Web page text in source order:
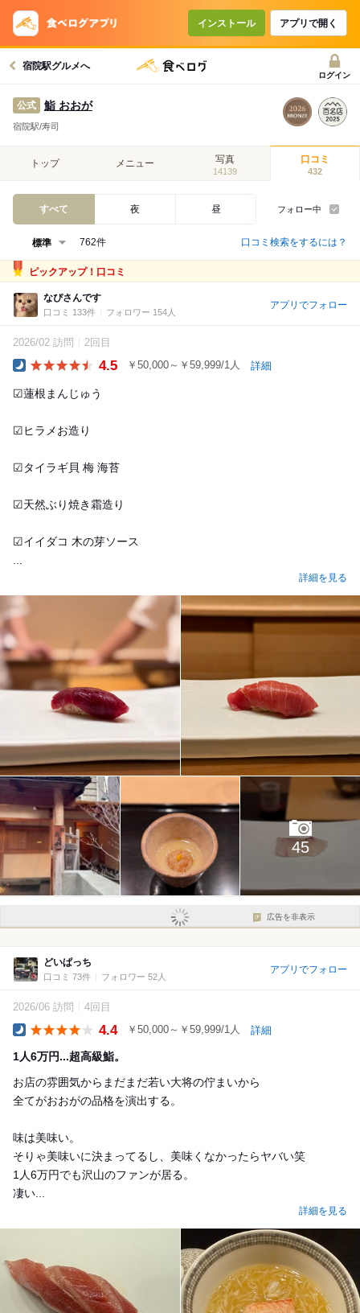
インストール アプリで開く
宿院駅グルメへ
ログイン
公式 鮨 おおが
宿院駅/寿司
トップ メニュー 写真
14139
口コミ
432
すべて 夜 昼 フォロー中
762件 口コミ検索をするには？
ピックアップ！口コミ
なぴさんです
口コミ 133件 フォロワー 154人
アプリでフォロー
2026/02 訪問 2回目
4.5 ￥50,000～￥59,999/1人 詳細
︎︎︎︎︎︎☑︎蓮根まんじゅう
︎︎︎︎︎︎☑︎ヒラメお造り
︎︎︎︎︎︎☑︎タイラギ貝 梅 海苔
︎︎︎︎︎︎☑︎天然ぶり焼き霜造り
︎︎︎︎︎︎☑︎イイダコ 木の芽ソース
詳細を見る
45
広告を非表示
どいぱっち
口コミ 73件 フォロワー 52人
アプリでフォロー
2026/06 訪問 4回目
4.4 ￥50,000～￥59,999/1人 詳細
1人6万円...超高級鮨。
お店の雰囲気からまだまだ若い大将の佇まいから
全てがおおがの品格を演出する。
味は美味い。
そりゃ美味いに決まってるし、美味くなかったらヤバい笑
1人6万円でも沢山のファンが居る。
凄い...
詳細を見る